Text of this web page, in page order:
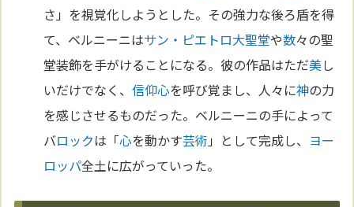
さ」を視覚化しようとした。その強力な後ろ盾を得
て、ベルニーニはサン・ピエトロ大聖堂や数々の聖
堂装飾を手がけることになる。彼の作品はただ美し
いだけでなく、信仰心を呼び覚まし、人々に神の力
を感じさせるものだった。ベルニーニの手によって
バロックは「心を動かす芸術 」として完成し、 ヨー
ロッパ全土に広がっていった。